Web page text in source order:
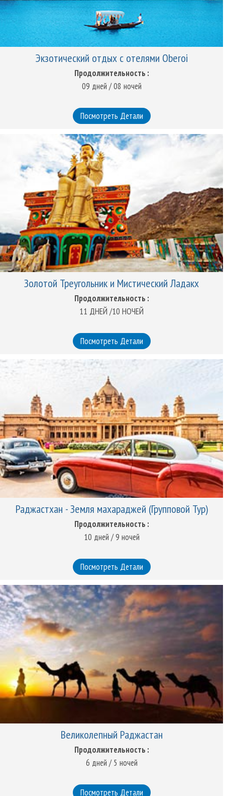
Экзотический отдых с отелями Oberoi
Продолжительность :
09 дней / 08 ночей
Посмотреть Детали
Золотой Треугольник и Мистический Ладакх
Продолжительность :
11 ДНЕЙ /10 НОЧЕЙ
Посмотреть Детали
Раджастхан - Земля махараджей (Групповой Тур)
Продолжительность :
10 дней / 9 ночей
Посмотреть Детали
Великолепный Раджастан
Продолжительность :
6 дней / 5 ночей
Посмотреть Детали